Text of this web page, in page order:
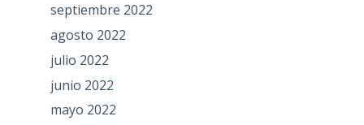
septiembre 2022
agosto 2022
julio 2022
junio 2022
mayo 2022